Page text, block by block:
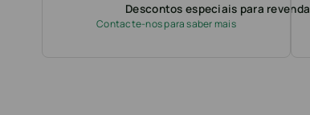
Descontos especiais para revenda
Contacte-nos para saber mais